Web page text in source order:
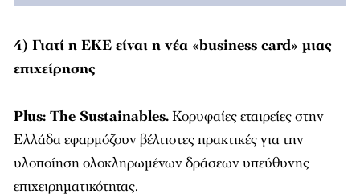
4) Γιατί η ΕΚΕ είναι η νέα «business card» μιας
επιχείρησης
Plus: The Sustainables.Κορυφαίες εταιρείες στην
Ελλάδα εφαρμόζουν βέλτιστες πρακτικές για την
υλοποίηση ολοκληρωμένων δράσεων υπεύθυνης
επιχειρηματικότητας.